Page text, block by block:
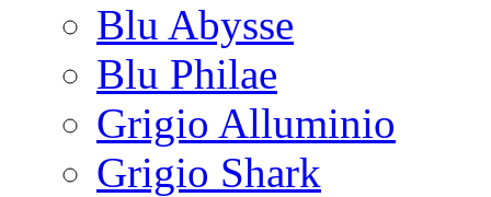
Blu Abysse
Blu Philae
Grigio Alluminio
Grigio Shark